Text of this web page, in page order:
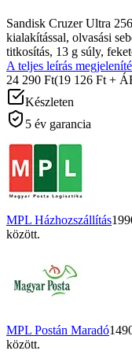
Sandisk Cruzer Ultra
kialakítással, olvasási
titkosítás, 13 g súly,
A teljes leírás
24 290 Ft(19 126 Ft +
Készleten
5 év garancia
MPL Házhozszállítás
között.
MPL Postán Maradó
között.